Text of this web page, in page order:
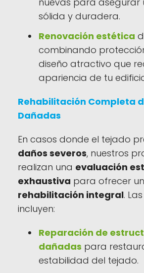
sólida y duradera.
Renovación estética
combinando
diseño atractivo que
apariencia de tu
Rehabilitación Completa
Dañadas
En casos donde el tejado
daños severos, nuestros
realizan una evaluación
exhaustiva para ofrecer
rehabilitación integral.
incluyen:
Reparación de
dañadas para
estabilidad del tejado.